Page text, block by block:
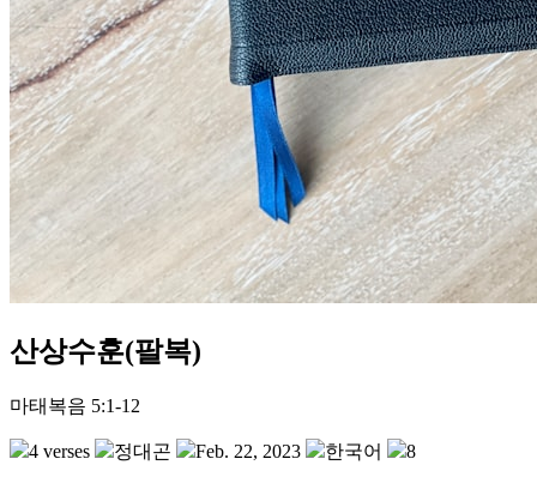
산상수훈(팔복)
마태복음 5:1-12
4 verses 정대곤 Feb. 22, 2023 한국어 8